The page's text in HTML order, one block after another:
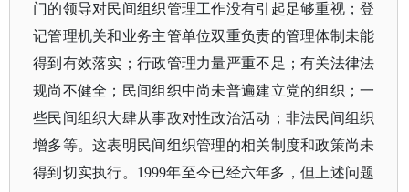
门的领导对民间组织管理工作没有引起足够重视；登
记管理机关和业务主管单位双重负责的管理体制未能
得到有效落实；行政管理力量严重不足；有关法律法
规尚不健全；民间组织中尚未普遍建立党的组织；一
些民间组织大肆从事敌对性政治活动；非法民间组织
增多等。这表明民间组织管理的相关制度和政策尚未
得到切实执行。 1999年至今已经六年多，但上述问题